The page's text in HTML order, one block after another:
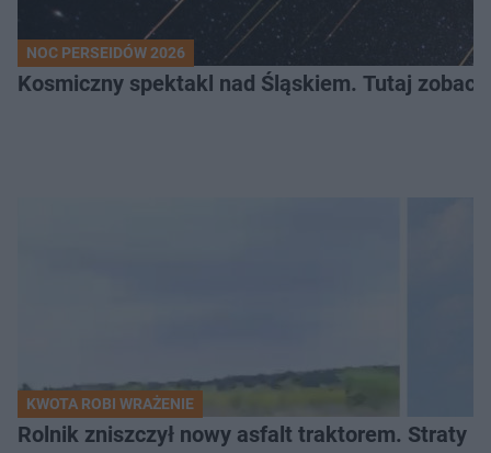
NOC PERSEIDÓW 2026
Kosmiczny spektakl nad Śląskiem. Tutaj
KWOTA ROBI WRAŻENIE
Rolnik zniszczył nowy asfalt traktorem. Straty